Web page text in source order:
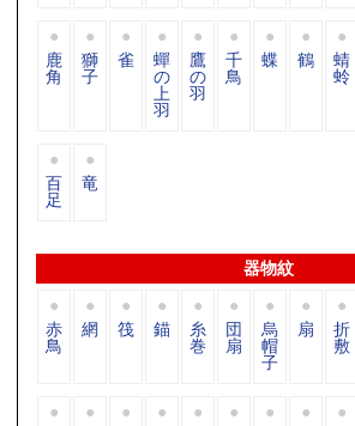
鹿
角
獅
子
雀 蟬
の
上
羽
鷹
の
羽
千
鳥
蝶 鶴 蜻
蛉
百
足
竜
器物紋
赤
鳥
網 筏 錨 糸
巻
団
扇
烏
帽
子
扇 折
敷